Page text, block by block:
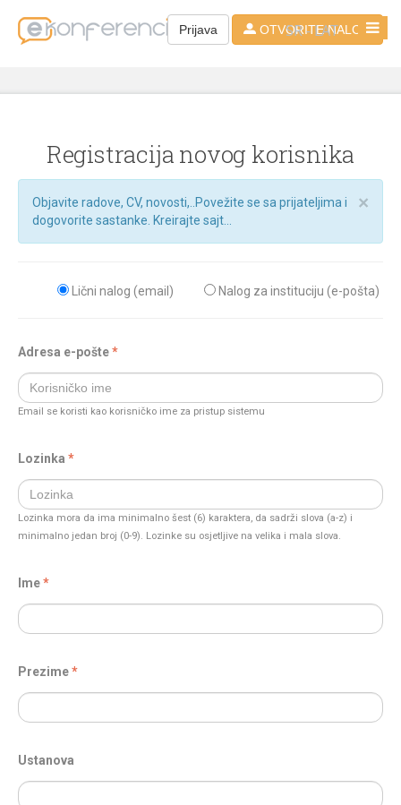
Prijava OTVORITE NALOG
SR - LAT
Registracija novog korisnika
×
Objavite radove, CV, novosti,..Povežite se sa prijateljima i
dogovorite sastanke. Kreirajte sajt...
Lični nalog (email) Nalog za instituciju (e-pošta)
Adresa e-pošte
Email se koristi kao korisničko ime za pristup sistemu
Lozinka
Lozinka mora da ima minimalno šest (6) karaktera, da sadrži slova (a-z) i
minimalno jedan broj (0-9). Lozinke su osjetljive na velika i mala slova.
Ime
Prezime
Ustanova